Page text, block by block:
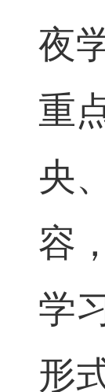
夜
重
央
容
学
形